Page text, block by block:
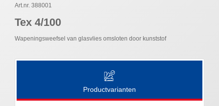
Art.nr. 388001
Tex 4/100
Wapeningsweefsel van glasvlies omsloten door kunststof
Productvarianten